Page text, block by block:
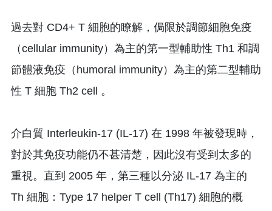
過去對 CD4+ T 細胞的瞭解，侷限於調節細胞免疫
（cellular immunity）為主的第一型輔助性 Th1 和調
節體液免疫（humoral immunity）為主的第二型輔助
性 T 細胞 Th2 cell 。
介白質 Interleukin-17 (IL-17) 在 1998 年被發現時，
對於其免疫功能仍不甚清楚，因此沒有受到太多的
重視。直到 2005 年，第三種以分泌 IL-17 為主的
Th 細胞：Type 17 helper T cell (Th17) 細胞的概